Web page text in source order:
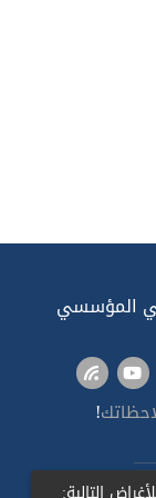
المؤسسي
!